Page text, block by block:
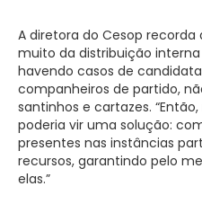
A diretora do Cesop
muito da distribuição
havendo casos de
companheiros de partido,
santinhos e cartazes.
poderia vir uma solução:
presentes nas instâncias
recursos, garantindo pelo
elas.”